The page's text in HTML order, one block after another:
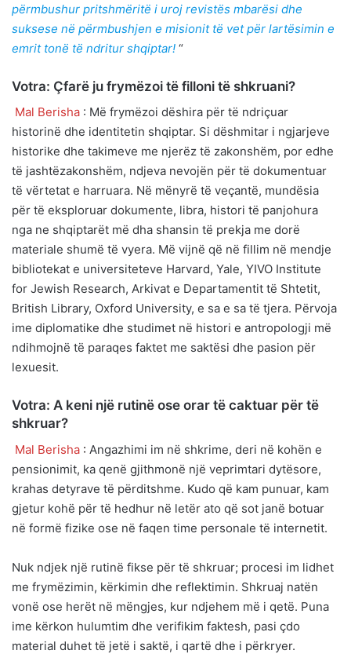
përmbushur pritshmëritë i uroj revistës mbarësi dhe
suksese në përmbushjen e misionit të vet për lartësimin e
emrit tonë të ndritur shqiptar! “
Votra: Çfarë ju frymëzoi të filloni të shkruani?
Mal Berisha : Më frymëzoi dëshira për të ndriçuar
historinë dhe identitetin shqiptar. Si dëshmitar i ngjarjeve
historike dhe takimeve me njerëz të zakonshëm, por edhe
të jashtëzakonshëm, ndjeva nevojën për të dokumentuar
të vërtetat e harruara. Në mënyrë të veçantë, mundësia
për të eksploruar dokumente, libra, histori të panjohura
nga ne shqiptarët më dha shansin të prekja me dorë
materiale shumë të vyera. Më vijnë që në fillim në mendje
bibliotekat e universiteteve Harvard, Yale, YIVO Institute
for Jewish Research, Arkivat e Departamentit të Shtetit,
British Library, Oxford University, e sa e sa të tjera. Përvoja
ime diplomatike dhe studimet në histori e antropologji më
ndihmojnë të paraqes faktet me saktësi dhe pasion për
lexuesit.
Votra: A keni një rutinë ose orar të caktuar për të
shkruar?
Mal Berisha : Angazhimi im në shkrime, deri në kohën e
pensionimit, ka qenë gjithmonë një veprimtari dytësore,
krahas detyrave të përditshme. Kudo që kam punuar, kam
gjetur kohë për të hedhur në letër ato që sot janë botuar
në formë fizike ose në faqen time personale të internetit.
Nuk ndjek një rutinë fikse për të shkruar; procesi im lidhet
me frymëzimin, kërkimin dhe reflektimin. Shkruaj natën
vonë ose herët në mëngjes, kur ndjehem më i qetë. Puna
ime kërkon hulumtim dhe verifikim faktesh, pasi çdo
material duhet të jetë i saktë, i qartë dhe i përkryer.